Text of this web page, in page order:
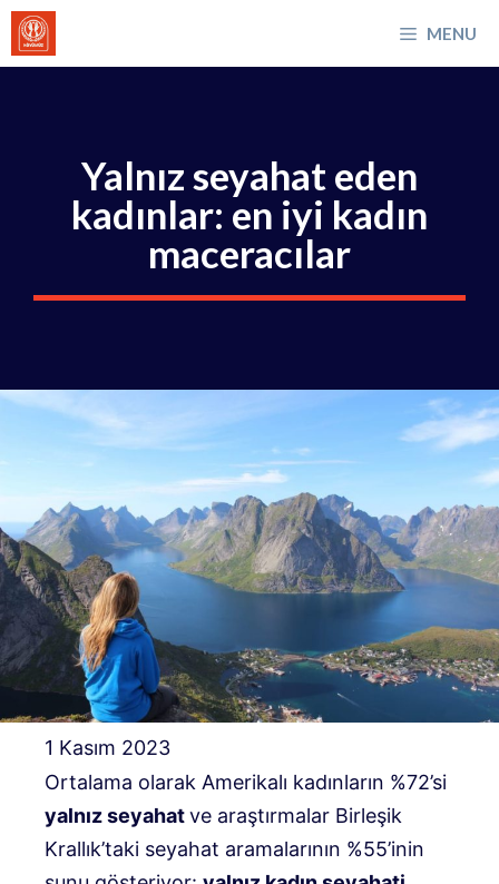
İçeriğe
atla
MENU
Yalnız seyahat eden
kadınlar: en iyi kadın
maceracılar
1 Kasım 2023
Ortalama olarak Amerikalı kadınların %72’si
yalnız seyahatve araştırmalar Birleşik
Krallık’taki seyahat aramalarının %55’inin